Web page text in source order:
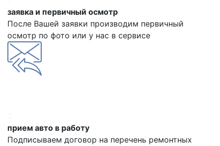
заявка и первичный осмотр
После Вашей заявки производим первичный
осмотр по фото или у нас в сервисе
прием авто в работу
Подписываем договор на перечень ремонтных